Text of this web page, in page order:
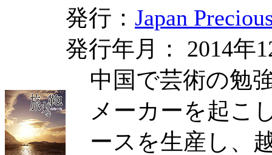
発行： Japan
発行年月： 2014年
中国で芸術の勉
メーカーを起こ
ースを生産し、